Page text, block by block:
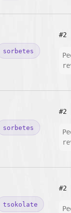
sorbetes
#2
sorbetes
#2
tsokolate
#2